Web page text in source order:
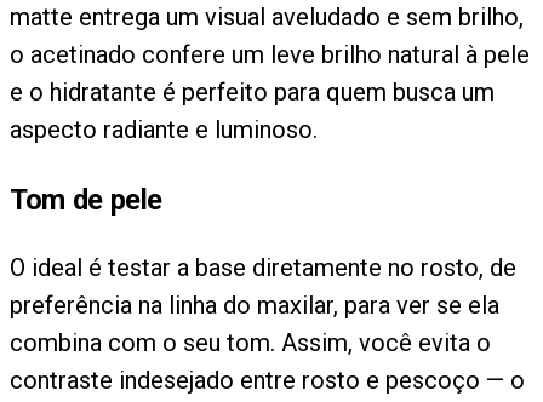
matte entrega um visual aveludado e sem brilho,
o acetinado confere um leve brilho natural à pele
e o hidratante é perfeito para quem busca um
aspecto radiante e luminoso.
Tom de pele
O ideal é testar a base diretamente no rosto, de
preferência na linha do maxilar, para ver se ela
combina com o seu tom. Assim, você evita o
contraste indesejado entre rosto e pescoço — o